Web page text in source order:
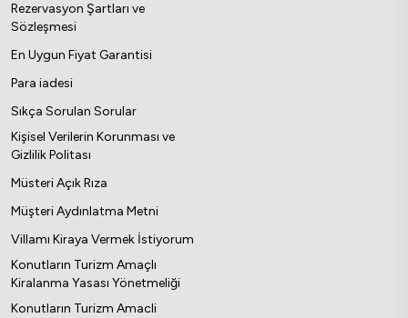
Rezervasyon Şartları ve
Sözleşmesi
En Uygun Fiyat Garantisi
Para iadesi
Sıkça Sorulan Sorular
Kişisel Verilerin Korunması ve
Gizlilik Politası
Müsteri Açık Rıza
Müşteri Aydınlatma Metni
Villamı Kiraya Vermek İstiyorum
Konutların Turizm Amaçlı
Kiralanma Yasası Yönetmeliği
Konutların Turizm Amacli